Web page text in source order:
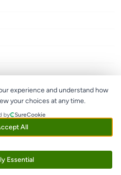
experience and understand how
your choices at any time.
by SureCookie
All
Essential